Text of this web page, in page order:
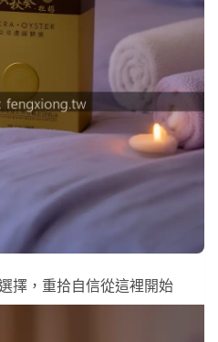
擇，重拾自信從這裡開始